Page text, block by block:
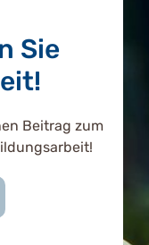
Sie
Beitrag zum